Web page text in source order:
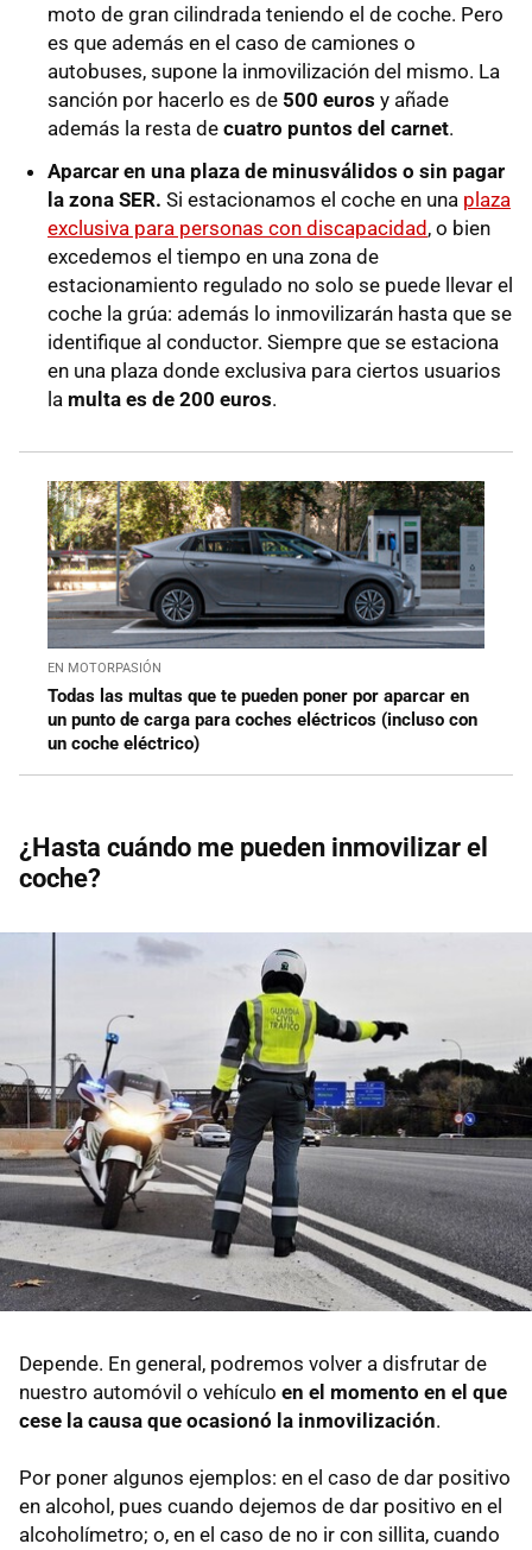
moto de gran cilindrada teniendo el de coche. Pero
es que además en el caso de camiones o
autobuses, supone la inmovilización del mismo. La
sanción por hacerlo es de 500 euros y añade
además la resta de cuatro puntos del carnet.
Aparcar en una plaza de minusválidos o sin pagar
la zona SER. Si estacionamos el coche en una plaza
exclusiva para personas con discapacidad , o bien
excedemos el tiempo en una zona de
estacionamiento regulado no solo se puede llevar el
coche la grúa: además lo inmovilizarán hasta que se
identifique al conductor. Siempre que se estaciona
en una plaza donde exclusiva para ciertos usuarios
la multa es de 200 euros.
EN MOTORPASIÓN
Todas las multas que te pueden poner por aparcar en
un punto de carga para coches eléctricos (incluso con
un coche eléctrico)
¿Hasta cuándo me pueden inmovilizar el
coche?
Depende. En general, podremos volver a disfrutar de
nuestro automóvil o vehículo en el momento en el que
cese la causa que ocasionó la inmovilización.
Por poner algunos ejemplos: en el caso de dar positivo
en alcohol, pues cuando dejemos de dar positivo en el
alcoholímetro; o, en el caso de no ir con sillita, cuando